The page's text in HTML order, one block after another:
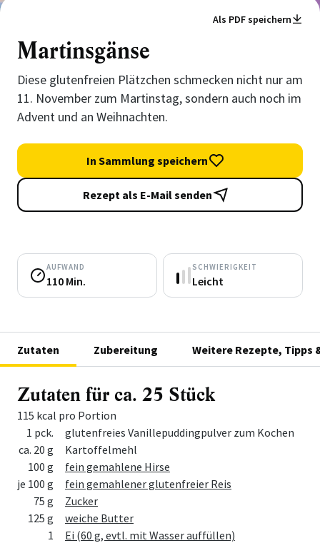
Als PDF speichern
Martinsgänse
Diese glutenfreien Plätzchen schmecken nicht nur am
11. November zum Martinstag, sondern auch noch im
Advent und an Weihnachten.
In Sammlung speichern
Rezept als E-Mail senden
AUFWAND
110 Min.
SCHWIERIGKEIT
Leicht
Zutaten Zubereitung Weitere Rezepte, Tipps
Zutaten für ca. 25 Stück
115 kcal pro Portion
MengeZutat
1 pck.
glutenfreies Vanillepuddingpulver zum Kochen
ca. 20 g
Kartoffelmehl
100 g
fein gemahlene Hirse
je 100 g
fein gemahlener glutenfreier Reis
75 g
Zucker
125 g
weiche Butter
1
Ei (60 g, evtl. mit Wasser auffüllen)